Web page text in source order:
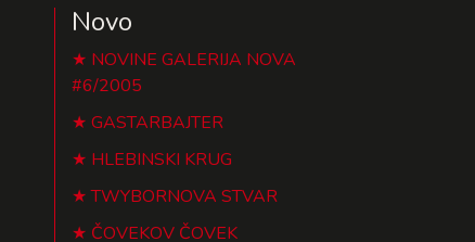
Novo
NOVINE GALERIJA NOVA
#6/2005
GASTARBAJTER
HLEBINSKI KRUG
TWYBORNOVA STVAR
ČOVEKOV ČOVEK